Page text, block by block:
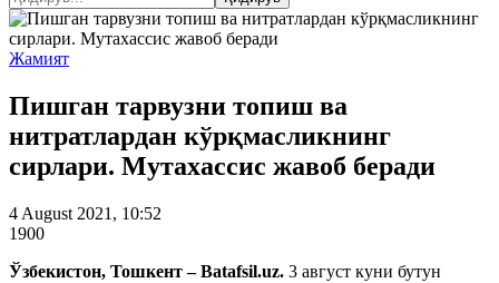
Жамият
Пишган тарвузни топиш ва
нитратлардан кўрқмасликнинг
сирлари. Мутахассис жавоб беради
4 August 2021, 10:52
1900
Ўзбекистон, Тошкент – Batafsil.uz. 3 август куни бутун